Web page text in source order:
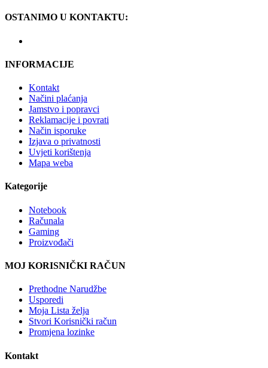
OSTANIMO U KONTAKTU:
INFORMACIJE
Kontakt
Načini plaćanja
Jamstvo i popravci
Reklamacije i povrati
Način isporuke
Izjava o privatnosti
Uvjeti korištenja
Mapa weba
Kategorije
Notebook
Računala
Gaming
Proizvođači
MOJ KORISNIČKI RAČUN
Prethodne Narudžbe
Usporedi
Moja Lista želja
Stvori Korisnički račun
Promjena lozinke
Kontakt